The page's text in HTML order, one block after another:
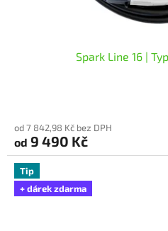
Spark Line 16 |
od 7 842,98 Kč bez DPH
od 9 490 Kč
Tip
+ dárek zdarma